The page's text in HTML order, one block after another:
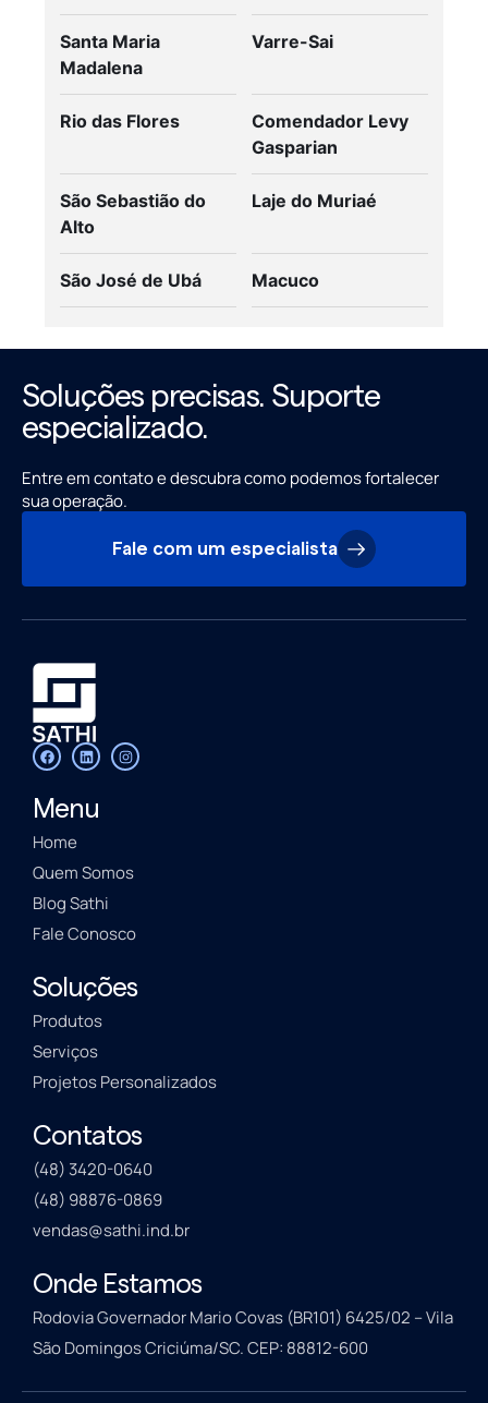
Santa Maria
Madalena
Varre-Sai
Rio das Flores
Comendador Levy
Gasparian
São Sebastião do
Alto
Laje do Muriaé
São José de Ubá Macuco
Soluções precisas. Suporte
especializado.
Entre em contato e descubra como podemos fortalecer
sua operação.
Fale com um especialista
Menu
Home
Quem Somos
Blog Sathi
Fale Conosco
Soluções
Produtos
Serviços
Projetos Personalizados
Contatos
(48) 3420-0640
(48) 98876-0869
vendas@sathi.ind.br
Onde Estamos
Rodovia Governador Mario Covas (BR101) 6425/02 – Vila
São Domingos Criciúma/SC. CEP: 88812-600